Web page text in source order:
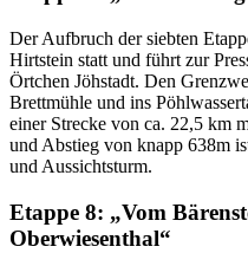
Der Aufbruch der siebten
Hirtstein statt und führt zur
Örtchen Jöhstadt. Den
Brettmühle und ins
einer Strecke von ca. 22,5 km
und Abstieg von knapp 638m
und Aussichtsturm.
Etappe 8: „Vom
Oberwiesenthal“